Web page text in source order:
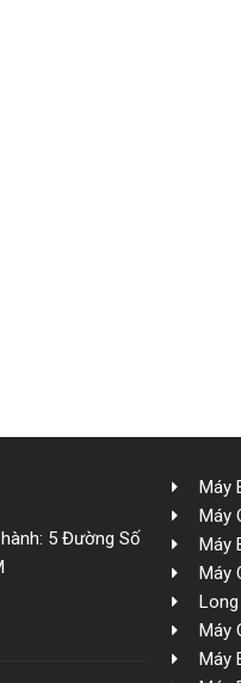
5 Đường Số
Máy
Máy
Máy
Máy
Máy
Máy